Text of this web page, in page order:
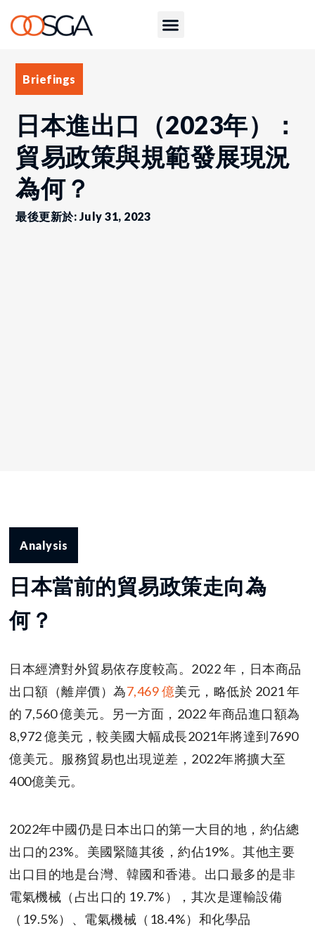
Briefings
日本進出口（2023年）：
貿易政策與規範發展現況
為何？
最後更新於: July 31, 2023
Analysis
日本當前的貿易政策走向為
何？
日本經濟對外貿易依存度較高。2022 年，日本商品
出口額（離岸價）為7,469 億美元，略低於 2021 年
的 7,560 億美元。另一方面，2022 年商品進口額為
8,972 億美元，較美國大幅成長2021年將達到7690
億美元。服務貿易也出現逆差，2022年將擴大至
400億美元。
2022年中國仍是日本出口的第一大目的地，約佔總
出口的23%。美國緊隨其後，約佔19%。其他主要
出口目的地是台灣、韓國和香港。出口最多的是非
電氣機械（占出口的 19.7%），其次是運輸設備
（19.5%）、電氣機械（18.4%）和化學品